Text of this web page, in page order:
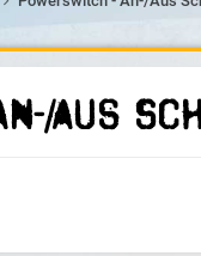
Aus